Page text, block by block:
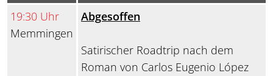
19:30 Uhr
Memmingen
Abgesoffen
Satirischer Roadtrip nach dem
Roman von Carlos Eugenio López